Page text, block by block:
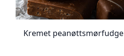
Kremet peanøttsmørfudge